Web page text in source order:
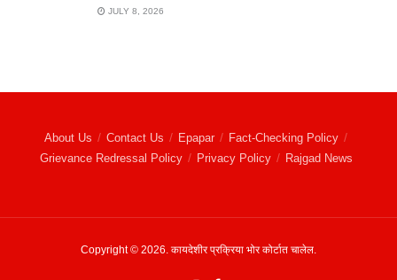
JULY 8, 2026
About Us Contact Us Epapar
Fact-Checking Policy
Grievance Redressal Policy
Privacy Policy Rajgad News
Copyright © 2026. कायदेशीर प्रक्रिया भोर कोर्टात चालेल.